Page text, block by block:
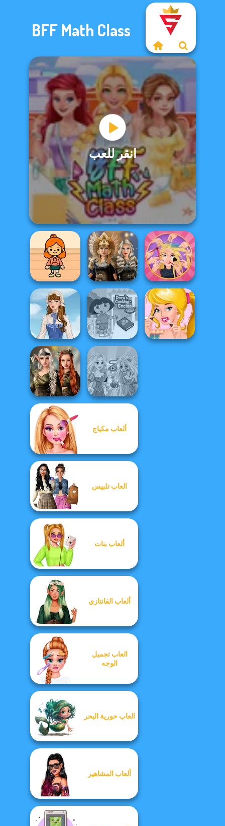
BFF Math Class
انقر للعب
TB Avataria Life
Girl
Norse
Goddesses
Extreme
Makeover
French Folklore
Dora Cooking in
la Cucina
Elven Kingdom
Forest Of
Wonder...
Rapunzel
ألعاب مكياج
العاب تلبيس
ألعاب بنات
ألعاب الفانتازي
العاب تجميل
الوجه
العاب حورية البحر
ألعاب المشاهير